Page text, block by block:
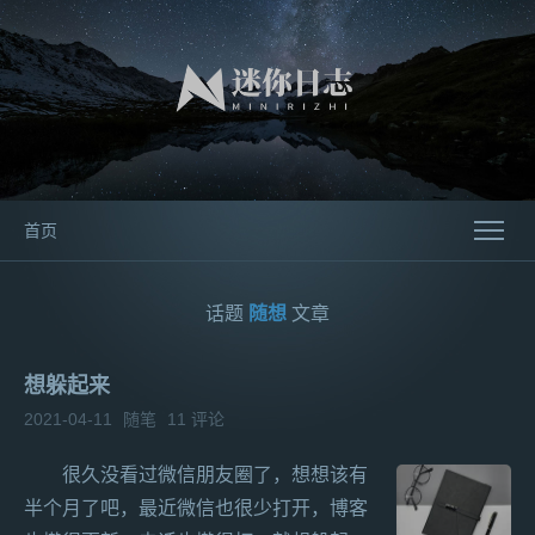
首页
话题 随想 文章
想躲起来
2021-04-11 随笔 11 评论
很久没看过微信朋友圈了，想想该有
半个月了吧，最近微信也很少打开，博客